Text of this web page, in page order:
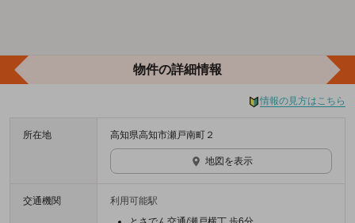
物件の詳細情報
情報の見方はこちら
所在地 高知県高知市瀬戸南町２
地図を表示
交通機関
利用可能駅